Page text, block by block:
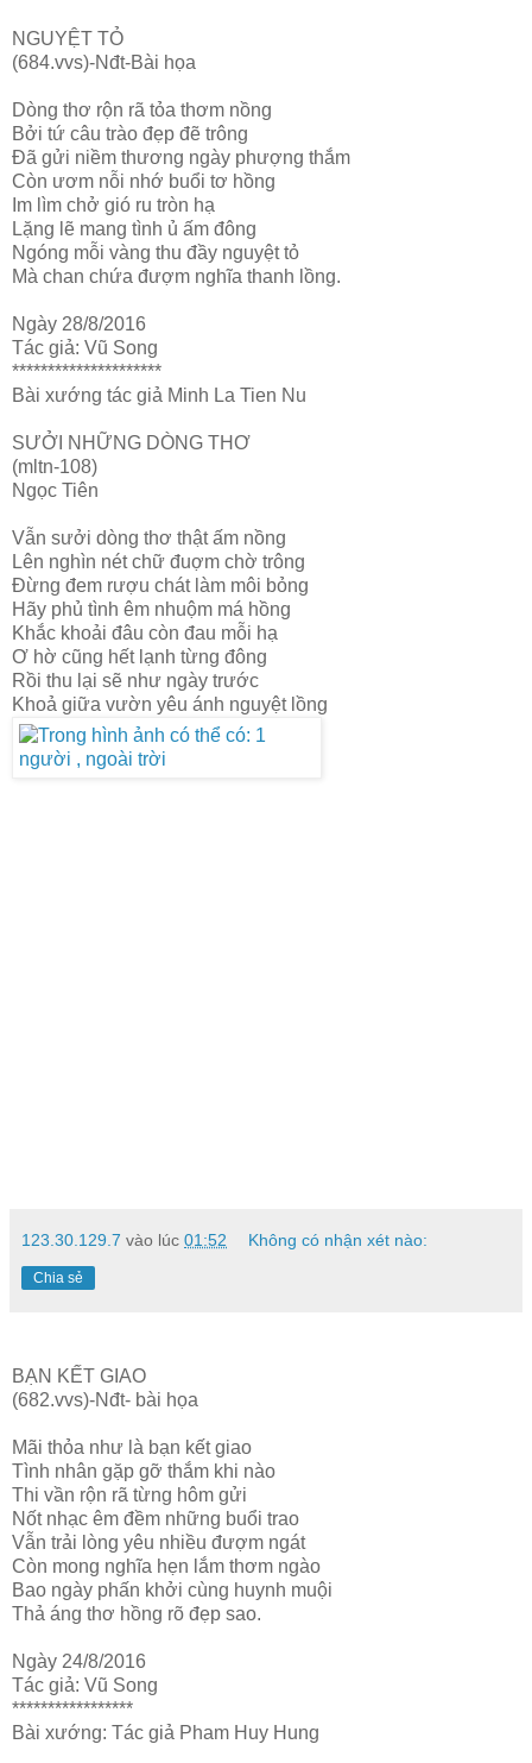
NGUYỆT TỎ
(684.vvs)-Nđt-Bài họa
Dòng thơ rộn rã tỏa thơm nồng
Bởi tứ câu trào đẹp đẽ trông
Đã gửi niềm thương ngày phượng thắm
Còn ươm nỗi nhớ buổi tơ hồng
Im lìm chở gió ru tròn hạ
Lặng lẽ mang tình ủ ấm đông
Ngóng mỗi vàng thu đầy nguyệt tỏ
Mà chan chứa đượm nghĩa thanh lồng.
Ngày 28/8/2016
Tác giả: Vũ Song
*********************
Bài xướng tác giả Minh La Tien Nu
SƯỞI NHỮNG DÒNG THƠ
(mltn-108)
Ngọc Tiên
Vẫn sưởi dòng thơ thật ấm nồng
Lên nghìn nét chữ đuợm chờ trông
Đừng đem rượu chát làm môi bỏng
Hãy phủ tình êm nhuộm má hồng
Khắc khoải đâu còn đau mỗi hạ
Ơ hờ cũng hết lạnh từng đông
Rồi thu lại sẽ như ngày trước
Khoả giữa vườn yêu ánh nguyệt lồng
123.30.129.7 vào lúc 01:52 Không có nhận xét nào:
Chia sẻ
BẠN KẾT GIAO
(682.vvs)-Nđt- bài họa
Mãi thỏa như là bạn kết giao
Tình nhân gặp gỡ thắm khi nào
Thi vần rộn rã từng hôm gửi
Nốt nhạc êm đềm những buổi trao
Vẫn trải lòng yêu nhiều đượm ngát
Còn mong nghĩa hẹn lắm thơm ngào
Bao ngày phấn khởi cùng huynh muội
Thả áng thơ hồng rõ đẹp sao.
Ngày 24/8/2016
Tác giả: Vũ Song
*****************
Bài xướng: Tác giả Pham Huy Hung